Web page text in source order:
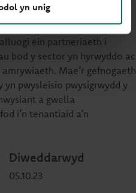
yn unig
Get into Housing:
Adeiladu Principality
ein partneriaeth i
bod y sector yn hyrwyddo ac
Mae’r gefnogaeth
pwysleisio pwysigrwydd y
a gwella
i’n tenantiaid a’n
Diweddarwyd
05.10.23